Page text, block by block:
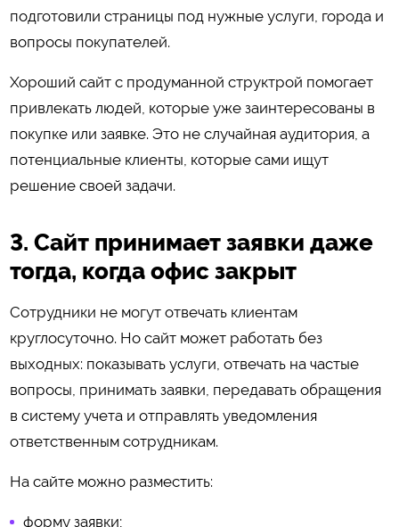
подготовили страницы под нужные услуги, города и
вопросы покупателей.
Хороший сайт с продуманной структрой помогает
привлекать людей, которые уже заинтересованы в
покупке или заявке. Это не случайная аудитория, а
потенциальные клиенты, которые сами ищут
решение своей задачи.
3. Сайт принимает заявки даже
тогда, когда офис закрыт
Сотрудники не могут отвечать клиентам
круглосуточно. Но сайт может работать без
выходных: показывать услуги, отвечать на частые
вопросы, принимать заявки, передавать обращения
в систему учета и отправлять уведомления
ответственным сотрудникам.
На сайте можно разместить:
форму заявки;